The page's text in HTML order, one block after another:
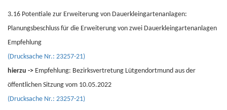
3.16 Potentiale zur Erweiterung von Dauerkleingartenanlagen:
Planungsbeschluss für die Erweiterung von zwei Dauerkleingartenanlagen
Empfehlung
(Drucksache Nr.: 23257-21)
hierzu -> Empfehlung: Bezirksvertretung Lütgendortmund aus der
öffentlichen Sitzung vom 10.05.2022
(Drucksache Nr.: 23257-21)